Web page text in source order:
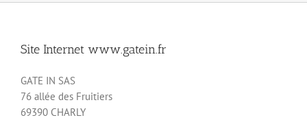
Site Internet www.gatein.fr
GATE IN SAS
76 allée des Fruitiers
69390 CHARLY